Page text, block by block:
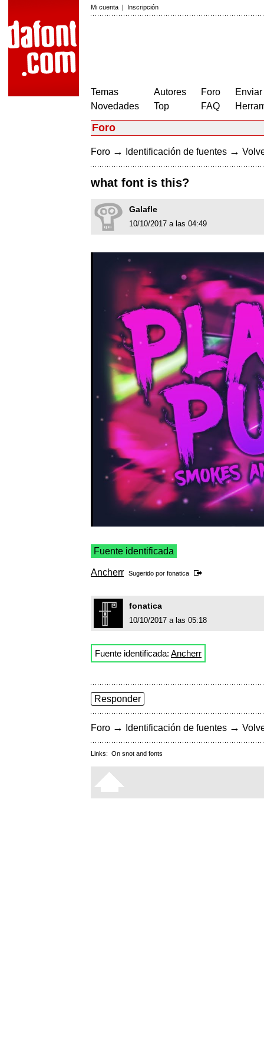
Mi cuenta | Inscripción
Temas
Novedades
Autores
Top
Foro
FAQ
Foro
Foro → Identificación de fuentes →
what font is this?
Galafle
10/10/2017 a las 04:49
Fuente identificada
Ancherr Sugerido por fonatica
fonatica
10/10/2017 a las 05:18
Fuente identificada: Ancherr
Responder
Foro → Identificación de fuentes →
Links: On snot and fonts